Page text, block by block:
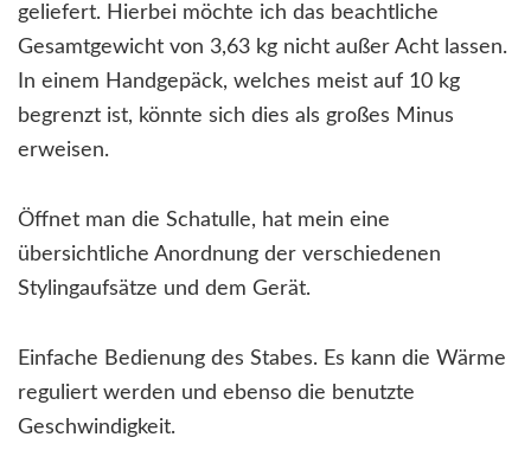
geliefert. Hierbei möchte ich das beachtliche
Gesamtgewicht von 3,63 kg nicht außer Acht lassen.
In einem Handgepäck, welches meist auf 10 kg
begrenzt ist, könnte sich dies als großes Minus
erweisen.
Öffnet man die Schatulle, hat mein eine
übersichtliche Anordnung der verschiedenen
Stylingaufsätze und dem Gerät.
Einfache Bedienung des Stabes. Es kann die Wärme
reguliert werden und ebenso die benutzte
Geschwindigkeit.